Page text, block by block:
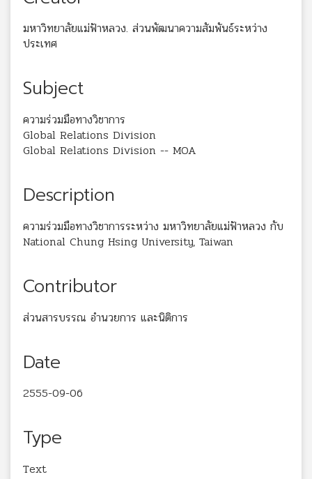
มหาวิทยาลัยแม่ฟ้าหลวง. ส่วนพัฒนาความสัมพันธ์ระหว่าง
ประเทศ
Subject
ความร่วมมือทางวิชาการ
Global Relations Division
Global Relations Division -- MOA
Description
ความร่วมมือทางวิชาการระหว่าง มหาวิทยาลัยแม่ฟ้าหลวง กับ
National Chung Hsing University, Taiwan
Contributor
ส่วนสารบรรณ อำนวยการ และนิติการ
Date
2555-09-06
Type
Text